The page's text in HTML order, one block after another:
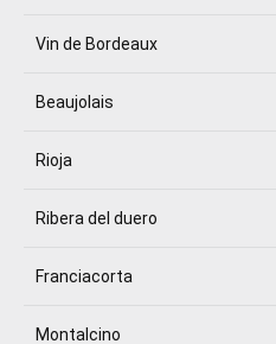
Vin de Bordeaux
Beaujolais
Rioja
Ribera del duero
Franciacorta
Montalcino